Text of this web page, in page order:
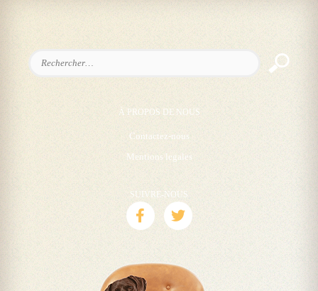
Rechercher :
À PROPOS DE NOUS
Contactez-nous
Mentions legales
SUIVRE-NOUS